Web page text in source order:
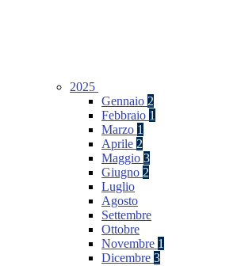
2025
Gennaio 2
Febbraio 1
Marzo 1
Aprile 2
Maggio 3
Giugno 2
Luglio
Agosto
Settembre
Ottobre
Novembre 1
Dicembre 3